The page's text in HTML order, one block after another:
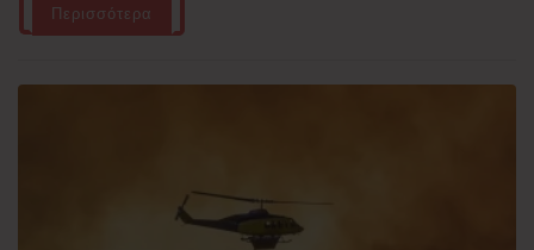
Περισσότερα